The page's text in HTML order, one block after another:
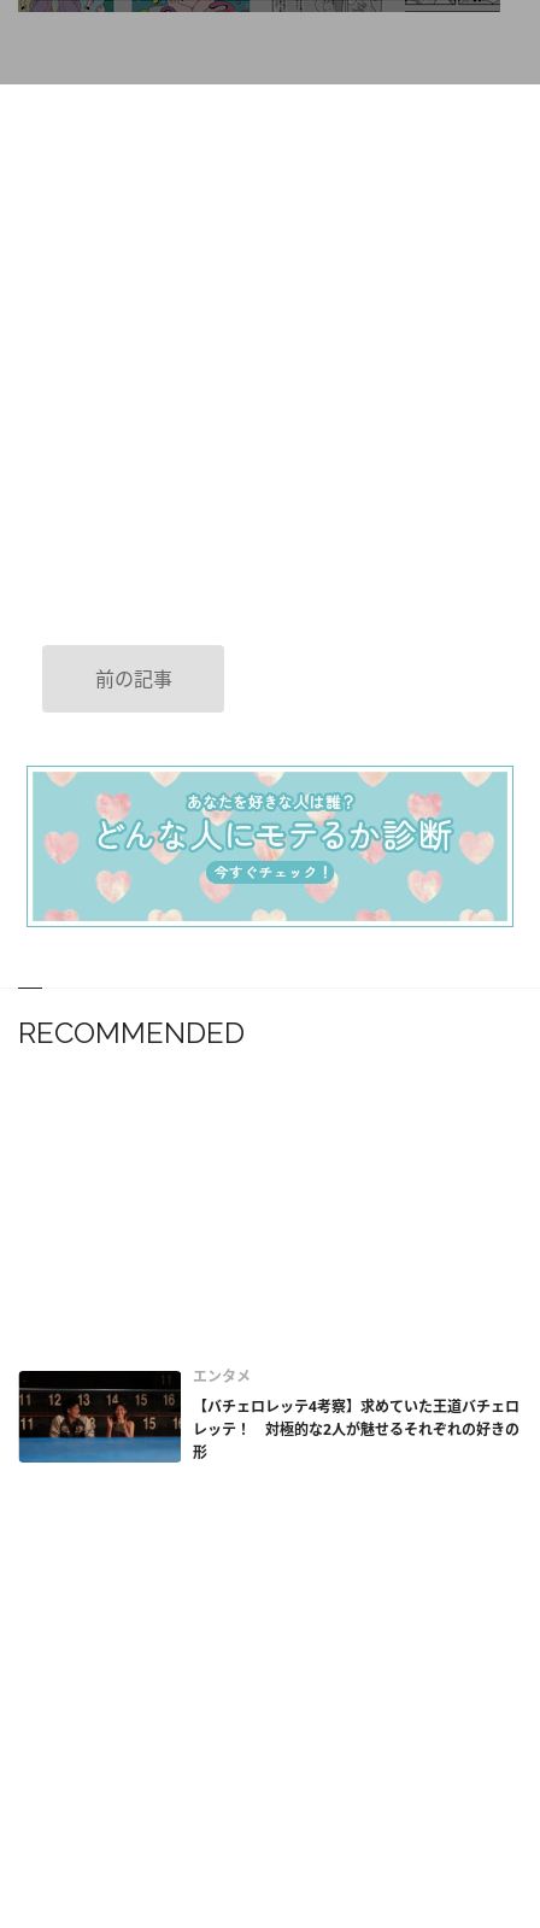
前の記事
RECOMMENDED
エンタメ
【バチェロレッテ4考察】求めていた王道バチェロ
レッテ！ 対極的な2人が魅せるそれぞれの好きの
形